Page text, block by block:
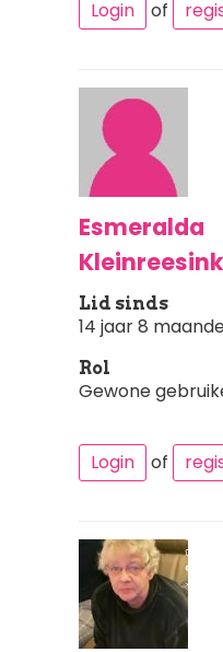
Login of
Esmeralda
Kleinreesink
Lid sinds
14 jaar 8
Rol
Gewone
Login of